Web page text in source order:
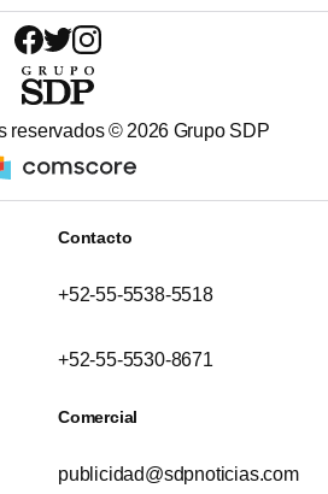
reservados © 2026 Grupo SDP
Contacto
+52-55-5538-5518
+52-55-5530-8671
Comercial
publicidad@sdpnoticias.com